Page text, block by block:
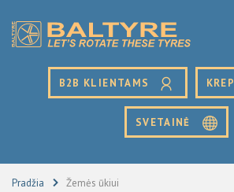
B2B KLIENTAMS
SVETAINĖ
Pradžia Žemės ūkiui